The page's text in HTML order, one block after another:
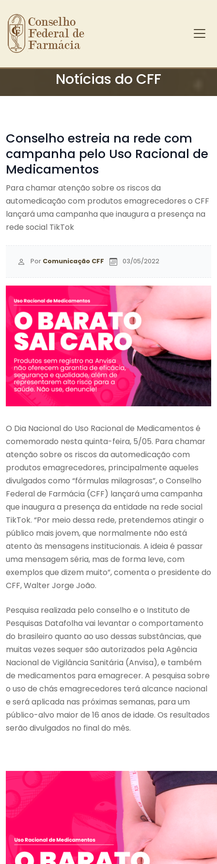
Ir para o conteúdo principal
Conselho
Federal de
Farmácia
Notícias do CFF
Conselho estreia na rede com
campanha pelo Uso Racional de
Medicamentos
Para chamar atenção sobre os riscos da
automedicação com produtos emagrecedores o CFF
lançará uma campanha que inaugura a presença na
rede social TikTok
Por Comunicação CFF 03/05/2022
O Dia Nacional do Uso Racional de Medicamentos é
comemorado nesta quinta-feira, 5/05. Para chamar
atenção sobre os riscos da automedicação com
produtos emagrecedores, principalmente aqueles
divulgados como “fórmulas milagrosas”, o Conselho
Federal de Farmácia (CFF) lançará uma campanha
que inaugura a presença da entidade na rede social
TikTok. “Por meio dessa rede, pretendemos atingir o
público mais jovem, que normalmente não está
atento às mensagens institucionais. A ideia é passar
uma mensagem séria, mas de forma leve, com
exemplos que dizem muito”, comenta o presidente do
CFF, Walter Jorge João.
Pesquisa realizada pelo conselho e o Instituto de
Pesquisas Datafolha vai levantar o comportamento
do brasileiro quanto ao uso dessas substâncias, que
muitas vezes sequer são autorizados pela Agência
Nacional de Vigilância Sanitária (Anvisa), e também
de medicamentos para emagrecer. A pesquisa sobre
o uso de chás emagrecedores terá alcance nacional
e será aplicada nas próximas semanas, para um
público-alvo maior de 16 anos de idade. Os resultados
serão divulgados no final do mês.